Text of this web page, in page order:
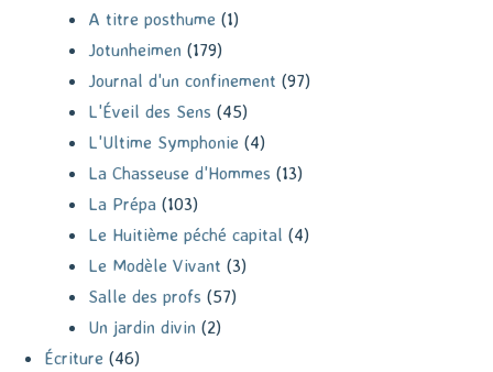
A titre posthume (1)
Jotunheimen (179)
Journal d'un confinement (97)
L'Éveil des Sens (45)
L'Ultime Symphonie (4)
La Chasseuse d'Hommes (13)
La Prépa (103)
Le Huitième péché capital (4)
Le Modèle Vivant (3)
Salle des profs (57)
Un jardin divin (2)
Écriture (46)